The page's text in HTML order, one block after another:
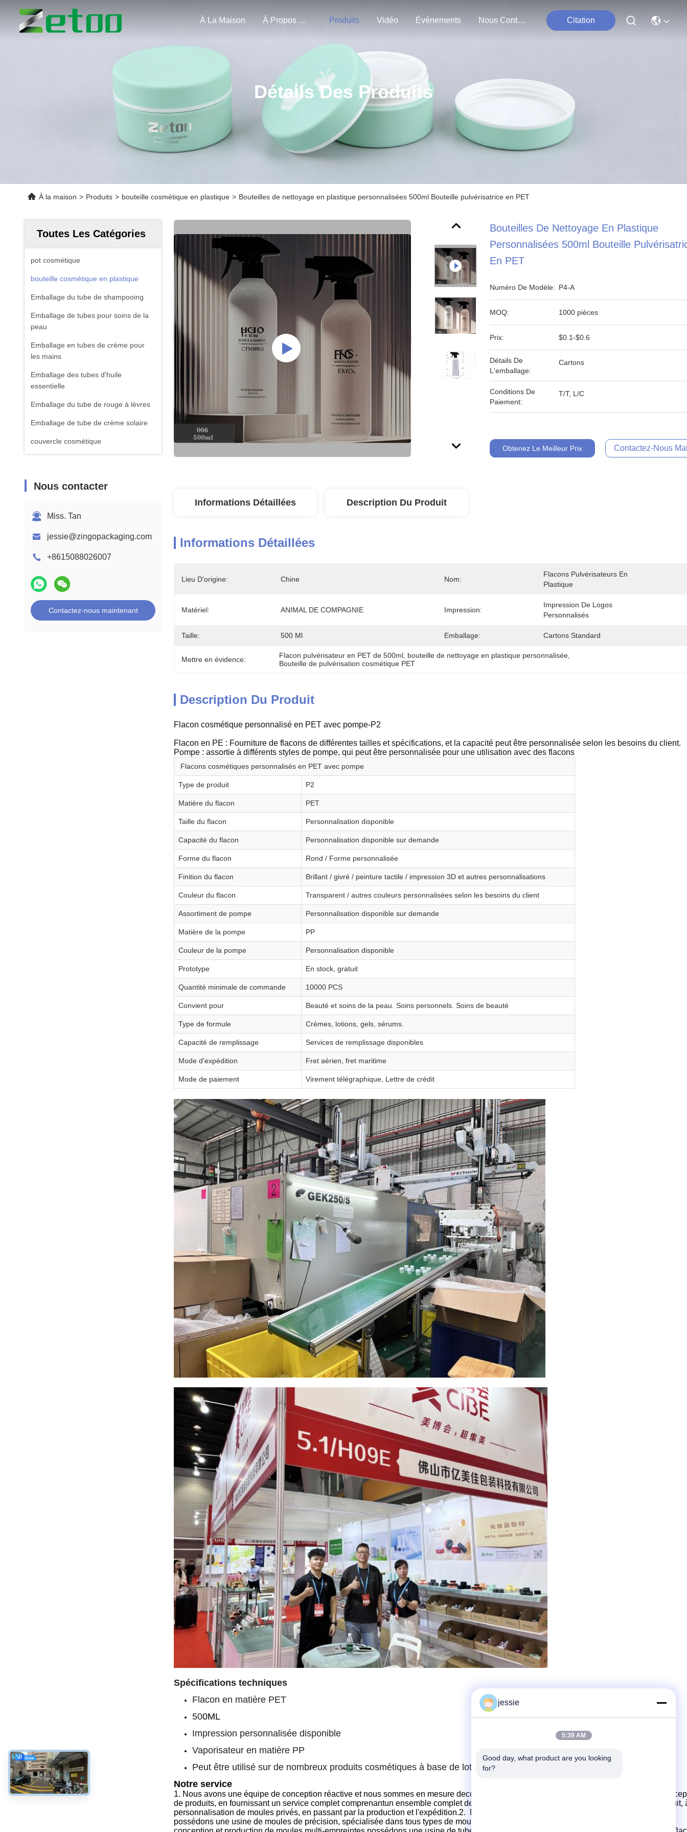
À La Maison À Propos De Nous Produits Vidéo Événements Nous Contacter Citation
Détails Des Produits
À la maison > Produits > bouteille cosmétique en plastique > Bouteilles de nettoyage en plastique personnalisées 500ml Bouteille pulvérisatrice en PET
Toutes Les Catégories
pot cosmétique
bouteille cosmétique en plastique
Emballage du tube de shampooing
Emballage de tubes pour soins de la
peau
Emballage en tubes de crème pour
les mains
Emballage des tubes d'huile
essentielle
Emballage du tube de rouge à lèvres
Emballage de tube de crème solaire
couvercle cosmétique
Nous contacter
Miss. Tan
jessie@zingopackaging.com
+8615088026007
Contactez-nous maintenant
Bouteilles De Nettoyage En Plastique
Personnalisées 500ml Bouteille
En PET
Numéro De Modèle: P4-A
MOQ: 1000 pièces
Prix: $0.1-$0.6
Détails De
L'emballage:
Cartons
Conditions De
Paiement:
T/T, L/C
Obtenez Le Meilleur Prix Contactez-Nous
Informations Détaillées Description Du Produit
Informations Détaillées
Lieu D'origine: Chine Nom:
Flacons Pulvérisateurs En
Plastique
Matériel: ANIMAL DE COMPAGNIE Impression:
Impression De Logos
Personnalisés
Taille: 500 Ml Emballage: Cartons Standard
Mettre en évidence: Flacon pulvérisateur en PET de 500ml bouteille de nettoyage en plastique personnalisée
Bouteille de pulvérisation cosmétique PET
Description Du Produit
Flacon cosmétique personnalisé en PET avec pompe-P2
Flacon en PE : Fourniture de flacons de différentes tailles et spécifications, et la capacité peut être personnalisée selon les besoins du client.
Pompe : assortie à différents styles de pompe, qui peut être personnalisée pour une utilisation avec des flacons
Flacons cosmétiques personnalisés en PET avec pompe
Type de produit P2
Matière du flacon PET
Taille du flacon Personnalisation disponible
Capacité du flacon Personnalisation disponible sur demande
Forme du flacon Rond / Forme personnalisée
Finition du flacon Brillant / givré / peinture tactile / impression 3D et autres personnalisations
Couleur du flacon Transparent / autres couleurs personnalisées selon les besoins du client
Assortiment de pompe Personnalisation disponible sur demande
Matière de la pompe PP
Couleur de la pompe Personnalisation disponible
Prototype En stock, gratuit
Quantité minimale de commande 10000 PCS
Convient pour Beauté et soins de la peau. Soins personnels. Soins de beauté
Type de formule Crèmes, lotions, gels, sérums.
Capacité de remplissage Services de remplissage disponibles
Mode d'expédition Fret aérien, fret maritime
Mode de paiement Virement télégraphique, Lettre de crédit
Spécifications techniques
Flacon en matière PET
500ML
Impression personnalisée disponible
Vaporisateur en matière PP
Peut être utilisé sur de nombreux produits cosmétiques à base de lotion ou de crème
Notre service
1. Nous avons une équipe de conception réactive et nous sommes en mesure decoopérer avec les clients pour le développement et la
de produits, en fournissant un service completcomprenantun ensemble complet de services allant de la conception de la structure du produit,
personnalisation de moules privés, en passant par la production et l'expédition.2.
Nous
possédons une usine de moules de précision, spécialisée dans tous types de moules de
jessie
5:39 AM
Good day, what product are you looking
for?